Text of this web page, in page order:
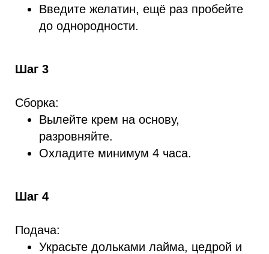
Введите желатин, ещё раз пробейте
до однородности.
Шаг 3
Сборка:
Вылейте крем на основу,
разровняйте.
Охладите минимум 4 часа.
Шаг 4
Подача:
Украсьте дольками лайма, цедрой и